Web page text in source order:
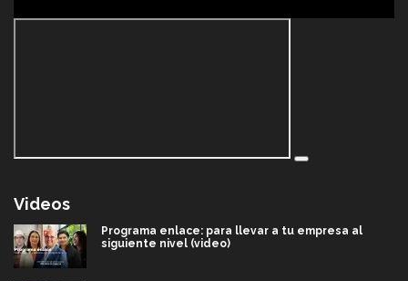
Videos
Programa enlace: para llevar a tu empresa al
siguiente nivel (video)